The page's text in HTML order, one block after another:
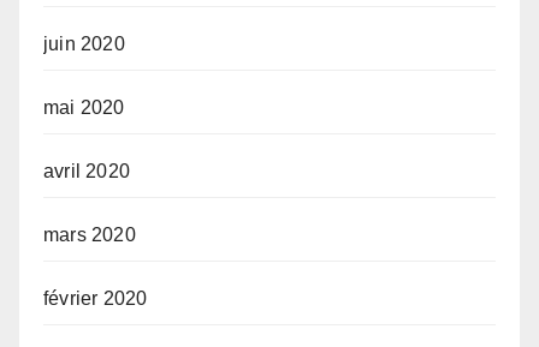
juin 2020
mai 2020
avril 2020
mars 2020
février 2020